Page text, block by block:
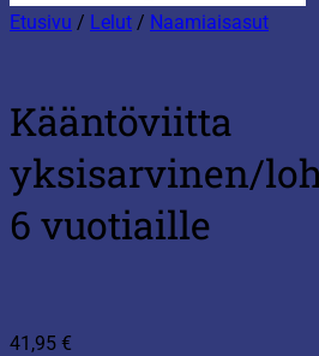
Etusivu / Lelut / Naamiaisasut
Kääntöviitta
yksisarvinen/
6 vuotiaille
41,95 €